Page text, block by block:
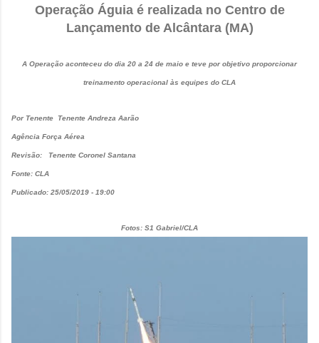
Operação Águia é realizada no Centro de
Lançamento de Alcântara (MA)
A Operação aconteceu do dia 20 a 24 de maio e teve por objetivo proporcionar
treinamento operacional às equipes do CLA
Por Tenente Tenente Andreza Aarão
Agência Força Aérea
Revisão: Tenente Coronel Santana
Fonte: CLA
Publicado: 25/05/2019 - 19:00
Fotos: S1 Gabriel/CLA